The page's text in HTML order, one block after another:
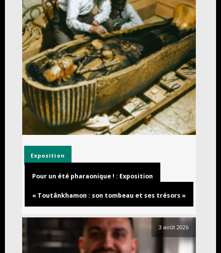
Exposition
Pour un été pharaonique ! : Exposition
« Toutânkhamon : son tombeau et ses trésors »
3 août 2026